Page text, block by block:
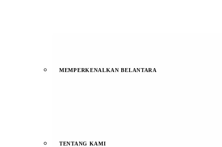
MEMPERKENALKAN BELANTARA
TENTANG KAMI